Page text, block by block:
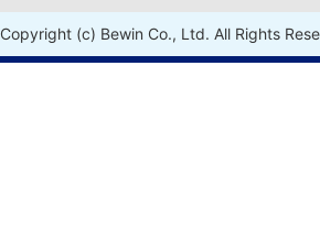
Copyright (c) Bewin Co., Ltd. All Rights